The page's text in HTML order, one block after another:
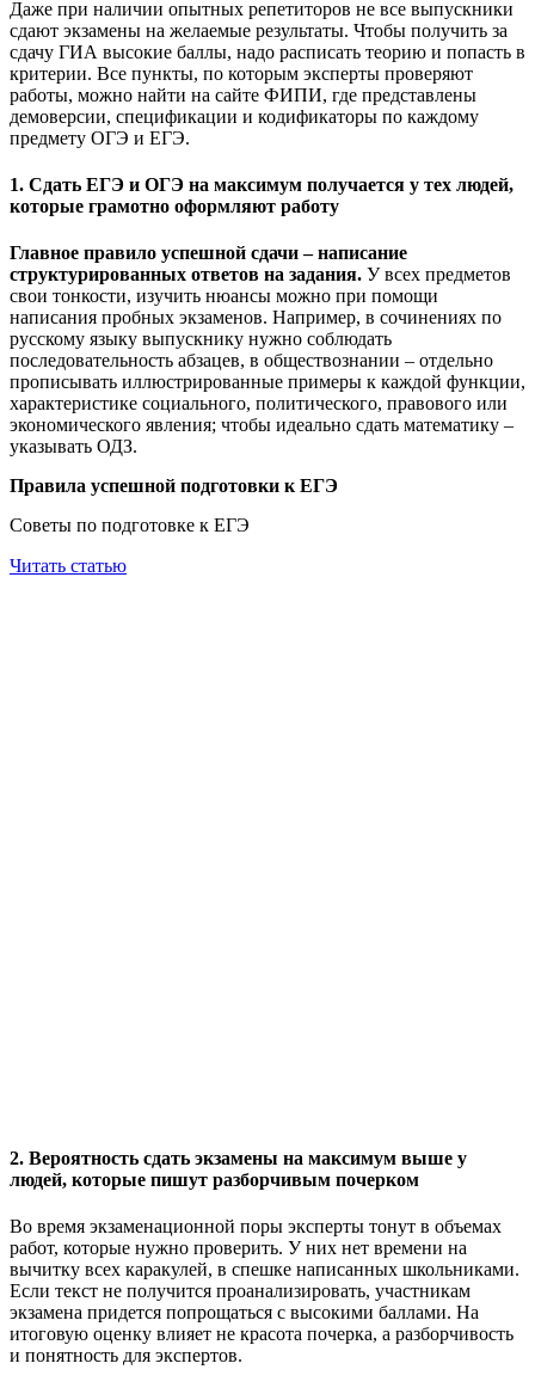
Даже при наличии опытных репетиторов не все выпускники
сдают экзамены на желаемые результаты. Чтобы получить за
сдачу ГИА высокие баллы, надо расписать теорию и попасть в
критерии. Все пункты, по которым эксперты проверяют
работы, можно найти на сайте ФИПИ, где представлены
демоверсии, спецификации и кодификаторы по каждому
предмету ОГЭ и ЕГЭ.
1. Сдать ЕГЭ и ОГЭ на максимум получается у тех людей,
которые грамотно оформляют работу
Главное правило успешной сдачи – написание
структурированных ответов на задания. У всех предметов
свои тонкости, изучить нюансы можно при помощи
написания пробных экзаменов. Например, в сочинениях по
русскому языку выпускнику нужно соблюдать
последовательность абзацев, в обществознании – отдельно
прописывать иллюстрированные примеры к каждой функции,
характеристике социального, политического, правового или
экономического явления; чтобы идеально сдать математику –
указывать ОДЗ.
Правила успешной подготовки к ЕГЭ
Советы по подготовке к ЕГЭ
Читать статью
2. Вероятность сдать экзамены на максимум выше у
людей, которые пишут разборчивым почерком
Во время экзаменационной поры эксперты тонут в объемах
работ, которые нужно проверить. У них нет времени на
вычитку всех каракулей, в спешке написанных школьниками.
Если текст не получится проанализировать, участникам
экзамена придется попрощаться с высокими баллами. На
итоговую оценку влияет не красота почерка, а разборчивость
и понятность для экспертов.